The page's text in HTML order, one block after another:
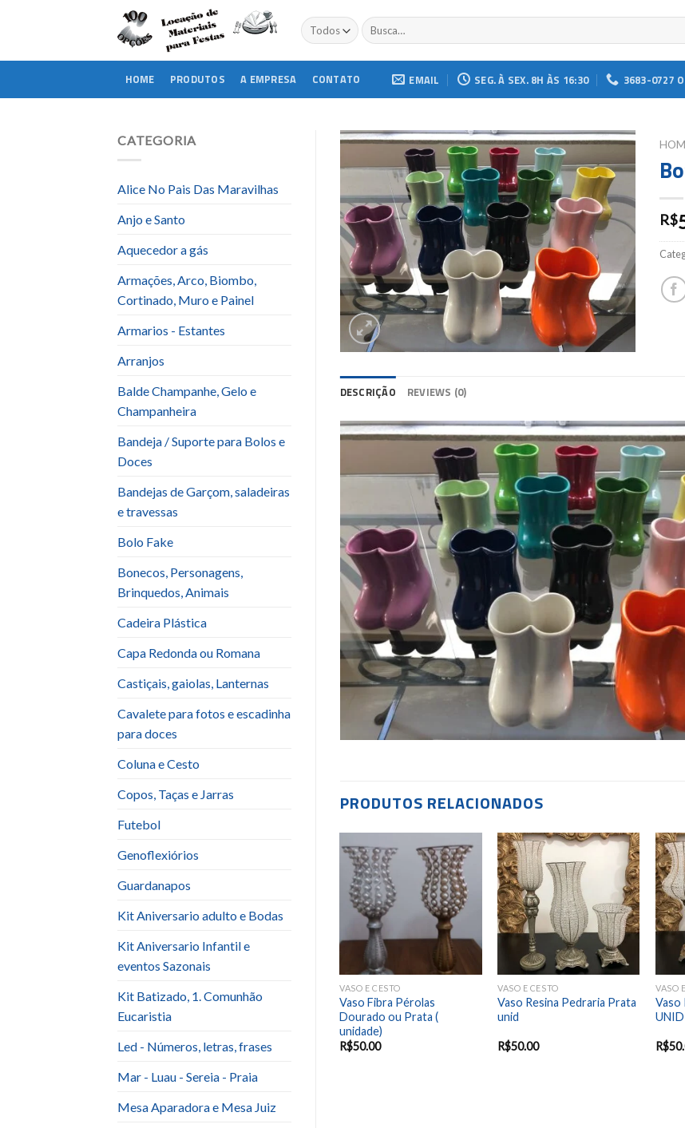
Buscar
por:
HOME PRODUTOS A EMPRESA CONTATO EMAIL SEG. À SEX. 8H ÀS 16:30 3683-0727
CATEGORIA
Alice No Pais Das Maravilhas
Anjo e Santo
Aquecedor a gás
Armações, Arco, Biombo,
Cortinado, Muro e Painel
Armarios - Estantes
Arranjos
Balde Champanhe, Gelo e
Champanheira
Bandeja / Suporte para Bolos e
Doces
Bandejas de Garçom, saladeiras
e travessas
Bolo Fake
Bonecos, Personagens,
Brinquedos, Animais
Cadeira Plástica
Capa Redonda ou Romana
Castiçais, gaiolas, Lanternas
Cavalete para fotos e escadinha
para doces
Coluna e Cesto
Copos, Taças e Jarras
Futebol
Genoflexiórios
Guardanapos
Kit Aniversario adulto e Bodas
Kit Aniversario Infantil e
eventos Sazonais
Kit Batizado, 1. Comunhão
Eucaristia
Led - Números, letras, frases
Mar - Luau - Sereia - Praia
Mesa Aparadora e Mesa Juiz
Add to
wishlist
R$
DESCRIÇÃO REVIEWS (0)
PRODUTOS RELACIONADOS
Add to
wishlist
VASO E CESTO
Vaso Fibra Pérolas
Dourado ou Prata (
unidade)
R$50.00
Add to
wishlist
VASO E CESTO
Vaso Resina Pedraria Prata
unid
R$50.00
VASO
Vaso
UNID
R$
wishlist
Vaso Porcelana Taça
Dourado (Unidade)
Vaso Porcelana Preto
R$25.00